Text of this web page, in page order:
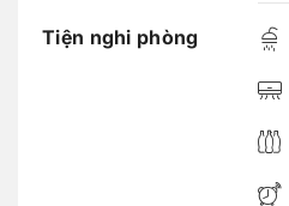
Tiện nghi phòng